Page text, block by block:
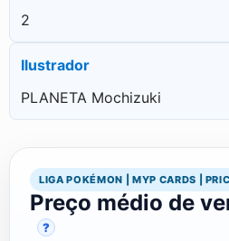
2
Ilustrador
PLANETA Mochizuki
LIGA POKÉMON | MYP CARDS |
Preço médio de
?